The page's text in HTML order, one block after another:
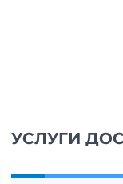
УСЛУГИ